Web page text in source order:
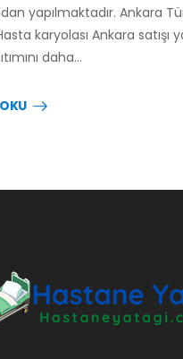
yapılmaktadır. Ankara
karyolası Ankara satışı
daha…